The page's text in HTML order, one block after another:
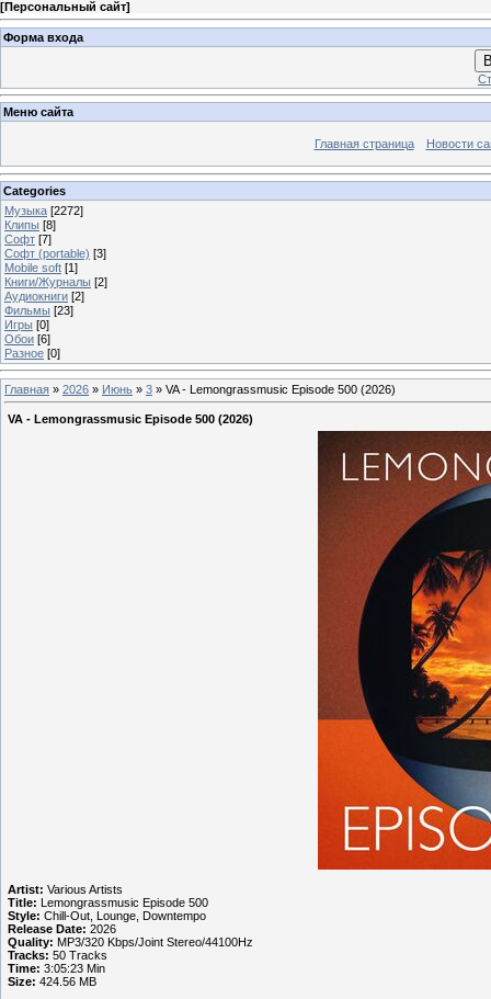
[Персональный сайт]
Форма входа
Меню сайта
Главная страница Новости
Categories
Музыка [2272]
Клипы [8]
Софт [7]
Софт (portable) [3]
Mobile soft [1]
Книги/Журналы [2]
Аудиокниги [2]
Фильмы [23]
Игры [0]
Обои [6]
Разное [0]
Главная » 2026 » Июнь » 3 » VA - Lemongrassmusic Episode 500 (2026)
VA - Lemongrassmusic Episode 500 (2026)
Artist: Various Artists
Title: Lemongrassmusic Episode 500
Style: Chill-Out, Lounge, Downtempo
Release Date: 2026
Quality: MP3/320 Kbps/Joint Stereo/44100Hz
Tracks: 50 Tracks
Time: 3:05:23 Min
Size: 424.56 MB